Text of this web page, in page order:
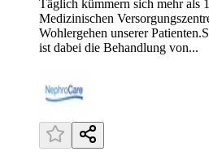
Täglich kümmern sich mehr als
Medizinischen
Wohlergehen unserer
ist dabei die Behandlung von...